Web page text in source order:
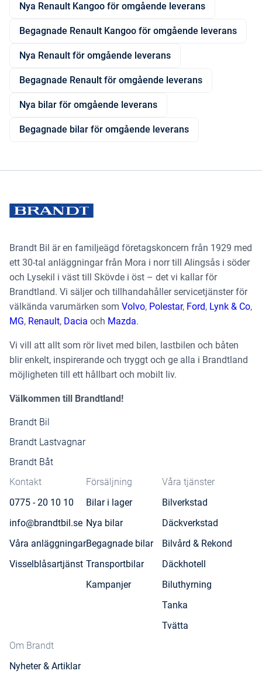
Nya Renault Kangoo för omgående leverans
Begagnade Renault Kangoo för omgående leverans
Nya Renault för omgående leverans
Begagnade Renault för omgående leverans
Nya bilar för omgående leverans
Begagnade bilar för omgående leverans
Brandt Bil är en familjeägd företagskoncern från 1929 med
ett 30-tal anläggningar från Mora i norr till Alingsås i söder
och Lysekil i väst till Skövde i öst – det vi kallar för
Brandtland. Vi säljer och tillhandahåller servicetjänster för
välkända varumärken som Volvo, Polestar, Ford, Lynk & Co,
MG, Renault, Dacia och Mazda.
Vi vill att allt som rör livet med bilen, lastbilen och båten
blir enkelt, inspirerande och tryggt och ge alla i Brandtland
möjligheten till ett hållbart och mobilt liv.
Välkommen till Brandtland!
Brandt Bil
Brandt Lastvagnar
Brandt Båt
Kontakt
0775 - 20 10 10
info@brandtbil.se
Våra anläggningar
Visselblåsartjänst
Försäljning
Bilar i lager
Nya bilar
Begagnade bilar
Transportbilar
Kampanjer
Våra tjänster
Bilverkstad
Däckverkstad
Bilvård & Rekond
Däckhotell
Biluthyrning
Tanka
Tvätta
Om Brandt
Nyheter & Artiklar